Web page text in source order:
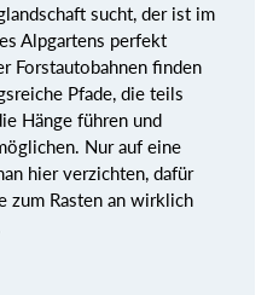
sucht, der ist im
Alpgartens perfekt
Forstautobahnen finden
Pfade, die teils
Hänge führen und
Nur auf eine
hier verzichten, dafür
zum Rasten an wirklich